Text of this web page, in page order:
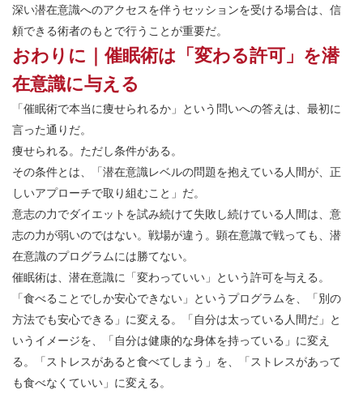
深い潜在意識へのアクセスを伴うセッションを受ける場合は、信
頼できる術者のもとで行うことが重要だ。
おわりに｜催眠術は「変わる許可」を潜
在意識に与える
「催眠術で本当に痩せられるか」という問いへの答えは、最初に
言った通りだ。
痩せられる。ただし条件がある。
その条件とは、「潜在意識レベルの問題を抱えている人間が、正
しいアプローチで取り組むこと」だ。
意志の力でダイエットを試み続けて失敗し続けている人間は、意
志の力が弱いのではない。戦場が違う。顕在意識で戦っても、潜
在意識のプログラムには勝てない。
催眠術は、潜在意識に「変わっていい」という許可を与える。
「食べることでしか安心できない」というプログラムを、「別の
方法でも安心できる」に変える。「自分は太っている人間だ」と
いうイメージを、「自分は健康的な身体を持っている」に変え
る。「ストレスがあると食べてしまう」を、「ストレスがあって
も食べなくていい」に変える。